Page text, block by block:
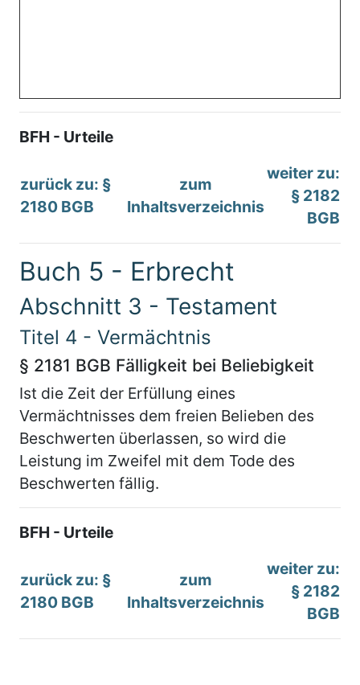
BFH - Urteile
zurück zu: §
2180 BGB
zum
Inhaltsverzeichnis
weiter zu:
§ 2182
BGB
Buch 5 - Erbrecht
Abschnitt 3 - Testament
Titel 4 - Vermächtnis
§ 2181 BGB Fälligkeit bei Beliebigkeit
Ist die Zeit der Erfüllung eines
Vermächtnisses dem freien Belieben des
Beschwerten überlassen, so wird die
Leistung im Zweifel mit dem Tode des
Beschwerten fällig.
BFH - Urteile
zurück zu: §
2180 BGB
zum
Inhaltsverzeichnis
weiter zu:
§ 2182
BGB